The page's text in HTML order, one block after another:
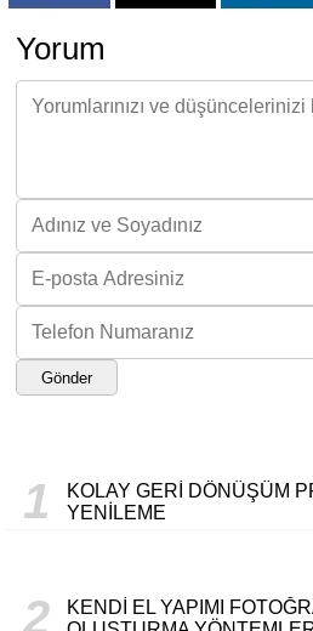
Yorum
Gönder
1
KOLAY GERI DÖNÜŞÜM
YENILEME
2
KENDI EL YAPIMI